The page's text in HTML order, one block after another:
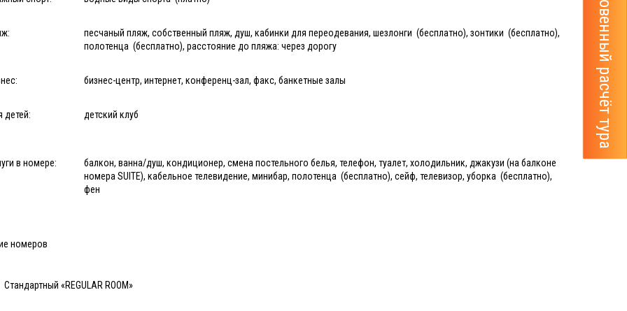
Мгновенный расчёт тура
песчаный пляж, собственный пляж, душ, кабинки для переодевания, шезлонги (бесплатно), зонтики (бесплатно),
полотенца (бесплатно), расстояние до пляжа: через дорогу
бизнес-центр, интернет, конференц-зал, факс, банкетные залы
детей: детский клуб
в номере:
балкон, ванна/душ, кондиционер, смена постельного белья, телефон, туалет, холодильник, джакузи (на балконе
номера SUITE), кабельное телевидение, минибар, полотенца (бесплатно), сейф, телевизор, уборка (бесплатно),
фен
номеров
Стандартный «REGULAR ROOM»